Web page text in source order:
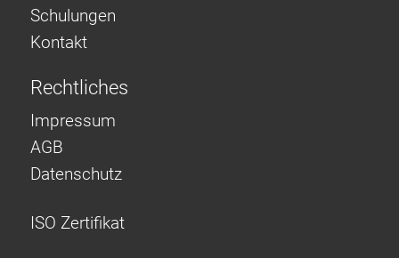
Schulungen
Kontakt
Rechtliches
Impressum
AGB
Datenschutz
ISO Zertifikat